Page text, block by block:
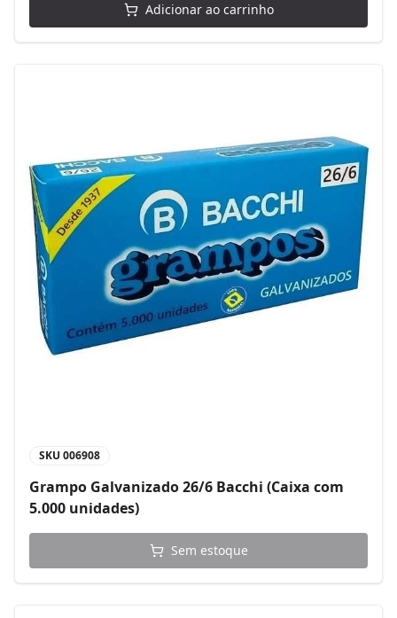
Adicionar ao carrinho
SKU 006908
Grampo Galvanizado 26/6 Bacchi (Caixa com
5.000 unidades)
Sem estoque